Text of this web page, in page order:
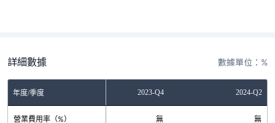
詳細數據 數據單位：%
年度/季度2023-Q2 2023-Q4 2024-Q2
營業費用率（%）
無 無 無